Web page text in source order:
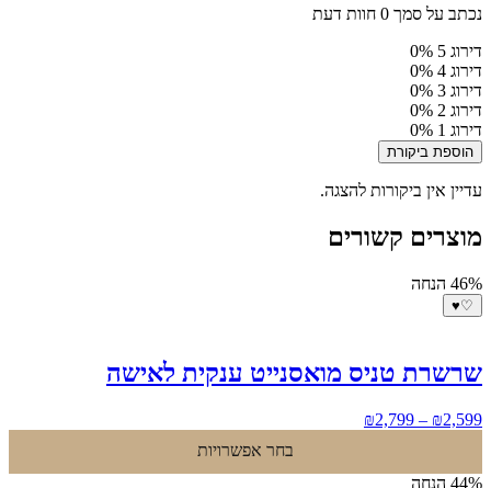
נכתב על סמך 0 חוות דעת
דירוג 5
0%
דירוג 4
0%
דירוג 3
0%
דירוג 2
0%
דירוג 1
0%
הוספת ביקורת
עדיין אין ביקורות להצגה.
מוצרים קשורים
46% הנחה
♡
♥
שרשרת טניס מואסנייט ענקית לאישה
₪2,599
–
₪2,799
עד
בחר אפשרויות
44% הנחה